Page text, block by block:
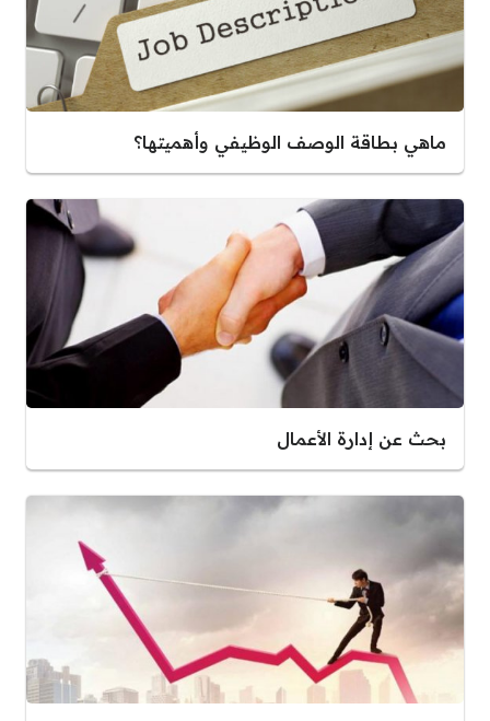
ماهي بطاقة الوصف الوظيفي وأهميتها؟
بحث عن إدارة الأعمال